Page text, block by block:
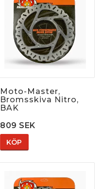
Moto-Master,
Bromsskiva Nitro,
BAK
809 SEK
KÖP